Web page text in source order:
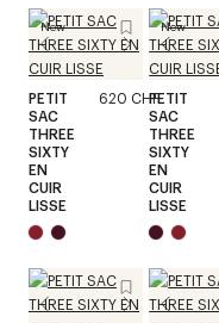
New
PETIT
SAC
THREE
SIXTY
EN
CUIR
LISSE
620 CHF
New
PETIT
SAC
THREE
SIXTY
EN
CUIR
LISSE